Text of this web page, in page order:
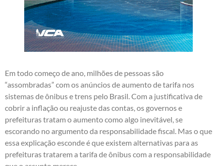
Em todo começo de ano, milhões de pessoas são
“assombradas” com os anúncios de aumento de tarifa nos
sistemas de ônibus e trens pelo Brasil. Com a justificativa de
cobrir a inflação ou reajuste das contas, os governos e
prefeituras tratam o aumento como algo inevitável, se
escorando no argumento da responsabilidade fiscal. Mas o que
essa explicação esconde é que existem alternativas para as
prefeituras tratarem a tarifa de ônibus com a responsabilidade